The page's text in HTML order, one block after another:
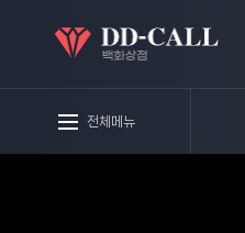
전체메뉴